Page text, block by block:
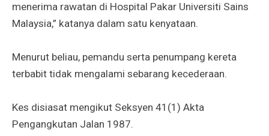
menerima rawatan di Hospital Pakar Universiti Sains
Malaysia,” katanya dalam satu kenyataan.
Menurut beliau, pemandu serta penumpang kereta
terbabit tidak mengalami sebarang kecederaan.
Kes disiasat mengikut Seksyen 41(1) Akta
Pengangkutan Jalan 1987.